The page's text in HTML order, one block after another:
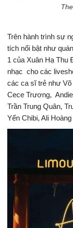
Trên hành trình sự
tích nổi bật như
1 của Xuân Hạ Thu
nhạc cho các
các ca sĩ trẻ như Võ
Cece Trương,
Trần Trung Quân,
Yến Chibi, Ali